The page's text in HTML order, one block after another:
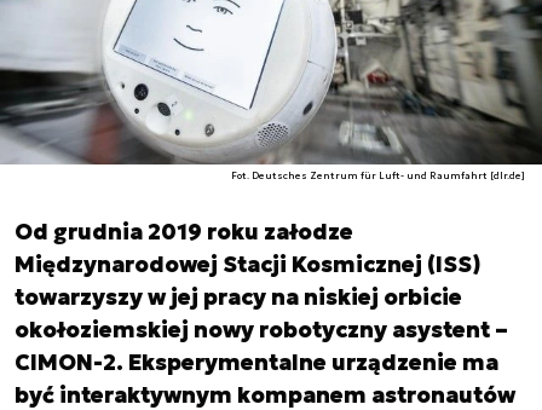
Fot. Deutsches Zentrum für Luft- und Raumfahrt [dlr.de]
Od grudnia 2019 roku załodze
Międzynarodowej Stacji Kosmicznej (ISS)
towarzyszy w jej pracy na niskiej orbicie
okołoziemskiej nowy robotyczny asystent –
CIMON-2. Eksperymentalne urządzenie ma
być interaktywnym kompanem astronautów